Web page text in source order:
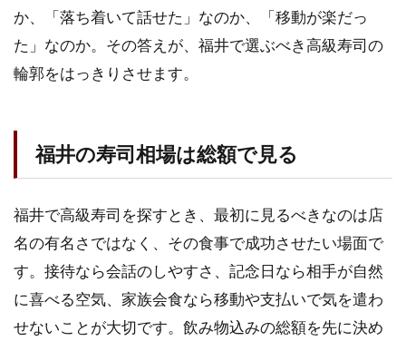
で
候
補
た
い
高
回
転
司
2.1
くる
か、「落ち着いて話せた」なのか、「移動が楽だっ
た」なのか。その答えが、福井で選ぶべき高級寿司の
輪郭をはっきりさせます。
福井の寿司相場は総額で見る
福井で高級寿司を探すとき、最初に見るべきなのは店
名の有名さではなく、その食事で成功させたい場面で
す。接待なら会話のしやすさ、記念日なら相手が自然
に喜べる空気、家族会食なら移動や支払いで気を遣わ
せないことが大切です。飲み物込みの総額を先に決め